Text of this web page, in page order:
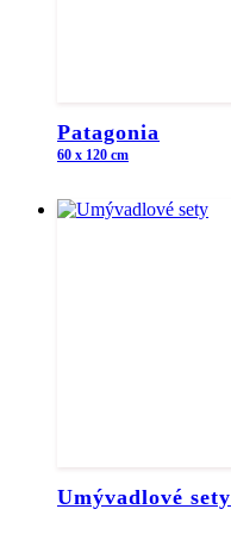
Patagonia
60 x 120 cm
Umývadlové sety